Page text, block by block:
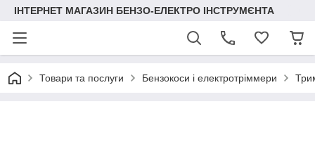
ІНТЕРНЕТ МАГАЗИН БЕНЗО-ЕЛЕКТРО ІНСТРУМЄНТА
Товари та послуги Бензокоси і електротріммери